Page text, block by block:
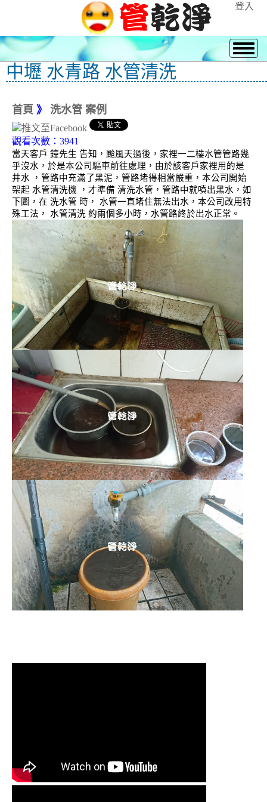
登入
中壢 水青路 水管清洗
首頁 》 洗水管 案例
觀看次數：3941
當天客戶 鐘先生 告知，颱風天過後，家裡一二樓水管管路幾
乎沒水，於是本公司驅車前往處理，由於該客戶家裡用的是
井水 ，管路中充滿了黑泥，管路堵得相當嚴重，本公司開始
架起 水管清洗機 ，才準備 清洗水管，管路中就噴出黑水，如
下圖，在 洗水管 時， 水管一直堵住無法出水，本公司改用特
殊工法， 水管清洗 約兩個多小時，水管路終於出水正常。